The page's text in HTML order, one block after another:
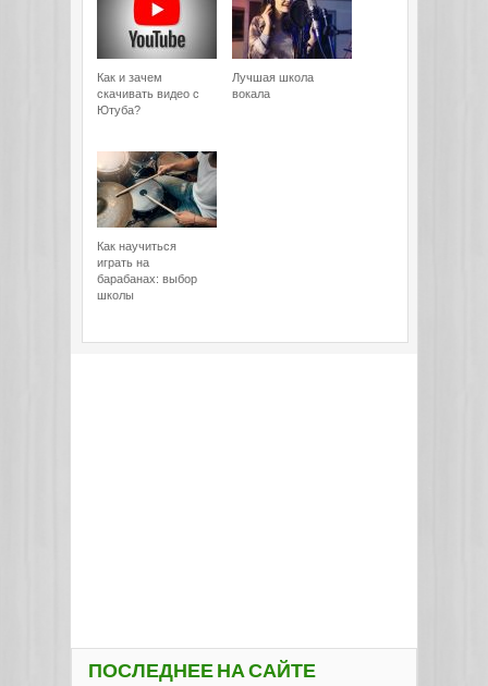
Как и зачем
скачивать видео с
Ютуба?
Лучшая школа
вокала
Как научиться
играть на
барабанах: выбор
школы
ПОСЛЕДНЕЕ НА САЙТЕ